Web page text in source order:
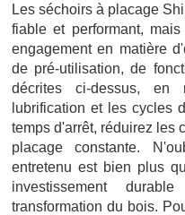
Les séchoirs à placage
fiable et performant,
engagement en matière
de pré-utilisation, de
décrites ci-dessus, en
lubrification et les cycles
temps d'arrêt, réduirez les
placage constante.
entretenu est bien plus
investissement
transformation du bois.